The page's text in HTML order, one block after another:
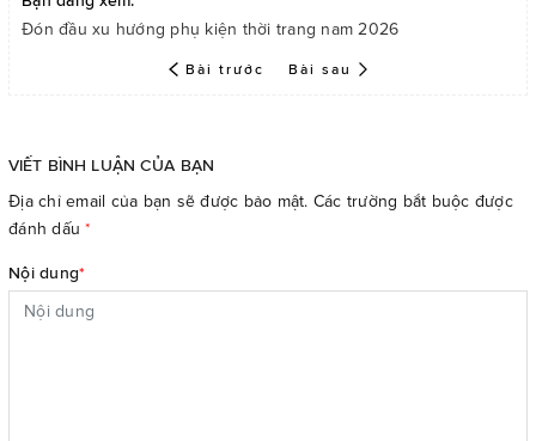
Đón đầu xu hướng phụ kiện thời trang nam 2026
Bài trước Bài sau
VIẾT BÌNH LUẬN CỦA BẠN
Địa chỉ email của bạn sẽ được bảo mật. Các trường bắt buộc được
đánh dấu*
Nội dung*